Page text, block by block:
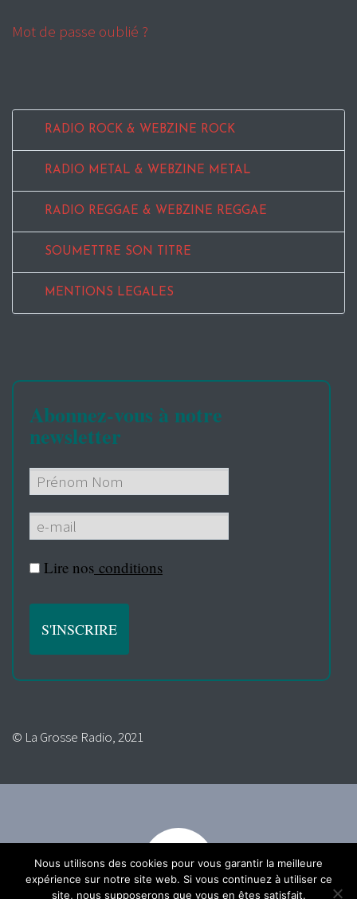
Mot de passe oublié ?
RADIO ROCK & WEBZINE ROCK
RADIO METAL & WEBZINE METAL
RADIO REGGAE & WEBZINE REGGAE
SOUMETTRE SON TITRE
MENTIONS LEGALES
Abonnez-vous à notre
newsletter
Lire nos conditions
© La Grosse Radio, 2021
Nous utilisons des cookies pour vous garantir la meilleure
expérience sur notre site web. Si vous continuez à utiliser ce
site, nous supposerons que vous en êtes satisfait.